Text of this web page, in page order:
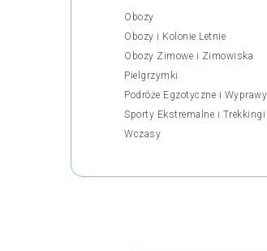
Obozy
Obozy i Kolonie Letnie
Obozy Zimowe i Zimowiska
Pielgrzymki
Podróże Egzotyczne i Wyprawy
Sporty Ekstremalne i Trekkingi
Wczasy